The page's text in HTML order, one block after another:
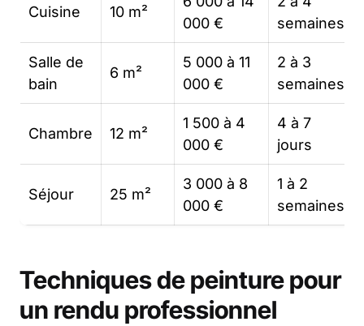
Cuisine 10 m²
000 €
semaines
Salle de
bain
6 m²
5 000 à 11
000 €
2 à 3
semaines
Chambre 12 m²
1 500 à 4
000 €
4 à 7
jours
Séjour 25 m²
3 000 à 8
000 €
1 à 2
semaines
Techniques de peinture pour
un rendu professionnel